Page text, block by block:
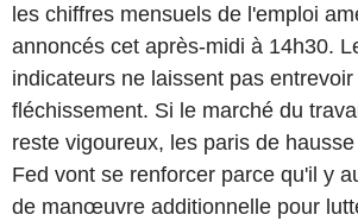
les chiffres mensuels de l'emploi
annoncés cet après-midi à 14h30.
indicateurs ne laissent pas entrevoir
fléchissement. Si le marché du
reste vigoureux, les paris de
Fed vont se renforcer parce qu'il y
de manœuvre additionnelle pour